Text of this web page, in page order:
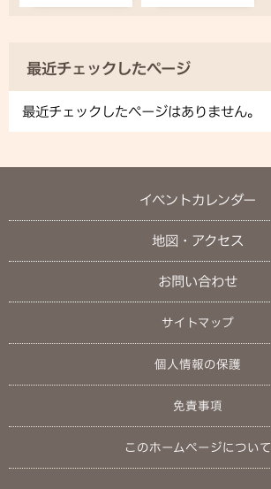
最近チェックしたページ
最近チェックしたページはありません。
イベントカレンダー
地図・アクセス
お問い合わせ
サイトマップ
個人情報の保護
免責事項
このホームページについて